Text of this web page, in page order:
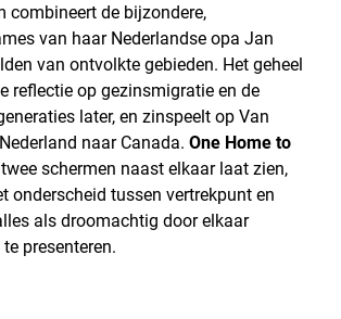
combineert de bijzondere,
van haar Nederlandse opa Jan
van ontvolkte gebieden. Het geheel
reflectie op gezinsmigratie en de
later, en zinspeelt op Van
naar Canada. One Home to
schermen naast elkaar laat zien,
onderscheid tussen vertrekpunt en
als droomachtig door elkaar
presenteren.